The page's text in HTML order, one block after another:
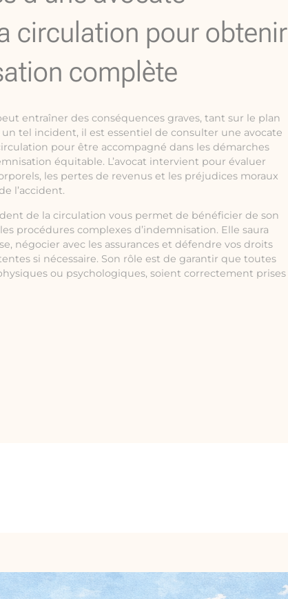
circulation pour obtenir
complète
entraîner des conséquences graves, tant sur le plan
tel incident, il est essentiel de consulter une avocate
pour être accompagné dans les démarches
équitable. L’avocat intervient pour évaluer
les pertes de revenus et les préjudices moraux
l’accident.
de la circulation vous permet de bénéficier de son
procédures complexes d’indemnisation. Elle saura
négocier avec les assurances et défendre vos droits
si nécessaire. Son rôle est de garantir que toutes
ou psychologiques, soient correctement prises